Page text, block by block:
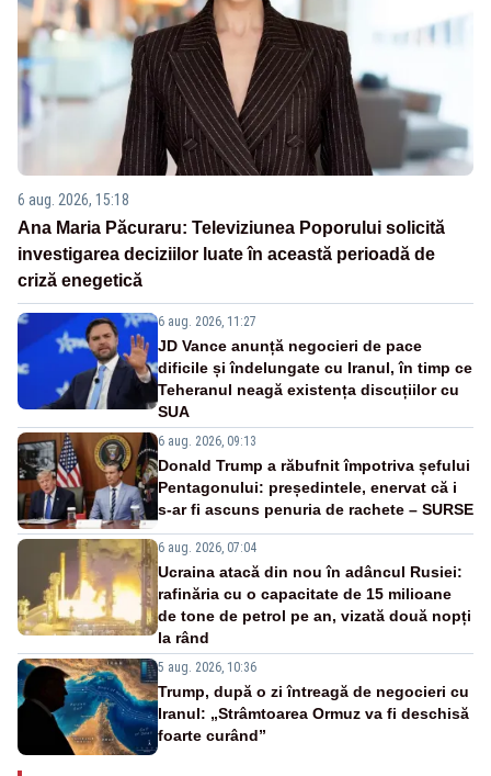
6 aug. 2026, 15:18
Ana Maria Păcuraru: Televiziunea Poporului solicită
investigarea deciziilor luate în această perioadă de
criză enegetică
6 aug. 2026, 11:27
JD Vance anunță negocieri de pace
dificile și îndelungate cu Iranul, în timp ce
Teheranul neagă existența discuțiilor cu
SUA
6 aug. 2026, 09:13
Donald Trump a răbufnit împotriva șefului
Pentagonului: președintele, enervat că i
s-ar fi ascuns penuria de rachete – SURSE
6 aug. 2026, 07:04
Ucraina atacă din nou în adâncul Rusiei:
rafinăria cu o capacitate de 15 milioane
de tone de petrol pe an, vizată două nopți
la rând
5 aug. 2026, 10:36
Trump, după o zi întreagă de negocieri cu
Iranul: „Strâmtoarea Ormuz va fi deschisă
foarte curând”